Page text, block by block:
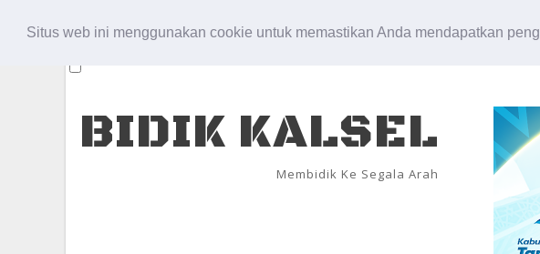
Situs web ini menggunakan cookie untuk memastikan Anda mendapatkan
BIDIK KALSEL
Membidik Ke Segala Arah